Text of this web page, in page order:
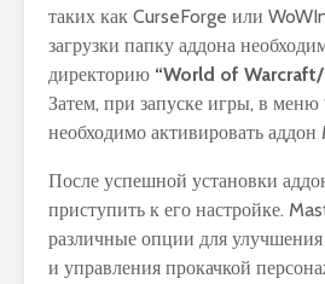
таких как CurseForge или
загрузки папку аддона
директорию “World of
Затем, при запуске игры, в меню
необходимо активировать
После успешной установки
приступить к его настройке.
различные опции для улучшения
и управления прокачкой